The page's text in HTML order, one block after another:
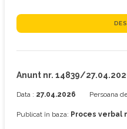
Anunt nr. 14839/
Data : 27.04.2026 Persoana
Publicat în baza: Proces verbal